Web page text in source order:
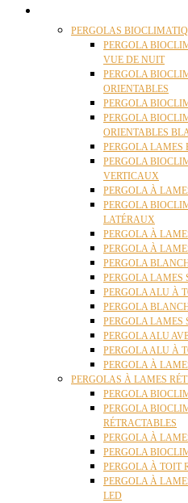
PERGOLAS
PERGOLA
VUE DE NUIT
PERGOLA
ORIENTABLES
PERGOLA
PERGOLA
ORIENTABLES
PERGOLA LAMES
PERGOLA
VERTICAUX
PERGOLA À
PERGOLA
LATÉRAUX
PERGOLA À
PERGOLA À
PERGOLA
PERGOLA LAMES
PERGOLA ALU À
PERGOLA
PERGOLA LAMES
PERGOLA ALU
PERGOLA ALU À
PERGOLA À
PERGOLAS À LAMES
PERGOLA
PERGOLA
RÉTRACTABLES
PERGOLA À
PERGOLA
PERGOLA À TOIT
PERGOLA À
LED